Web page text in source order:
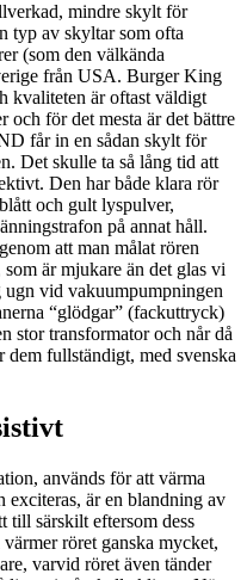
mindre skylt för
typ av skyltar som ofta
(som den välkända
från USA. Burger King
kvaliteten är oftast väldigt
och för det mesta är det bättre
får in en sådan skylt för
Det skulle ta så lång tid att
Den har både klara rör
och gult lyspulver,
på annat håll.
att man målat rören
är mjukare än det glas vi
ugn vid vakuumpumpningen
“glödgar” (fackuttryck)
stor transformator och når då
fullständigt, med svenska
används för att värma
är en blandning av
till särskilt eftersom dess
röret ganska mycket,
varvid röret även tänder